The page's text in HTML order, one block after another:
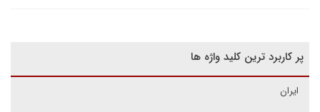
پر کاربرد ترین کلید واژه ها
ایران